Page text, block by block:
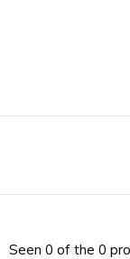
Seen 0 of the 0